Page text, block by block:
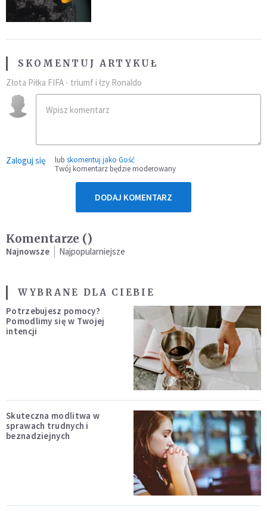
SKOMENTUJ ARTYKUŁ
Złota Piłka FIFA - triumf i łzy Ronaldo
Zaloguj się lub skomentuj jako Gość
Twój komentarz będzie moderowany
DODAJ KOMENTARZ
Komentarze ()
Najnowsze Najpopularniejsze
WYBRANE DLA CIEBIE
Potrzebujesz pomocy?
Pomodlimy się w Twojej
intencji
Skuteczna modlitwa w
sprawach trudnych i
beznadziejnych